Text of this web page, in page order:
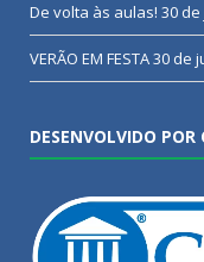
De volta às aulas! 30
VERÃO EM FESTA30 de
DESENVOLVIDO POR